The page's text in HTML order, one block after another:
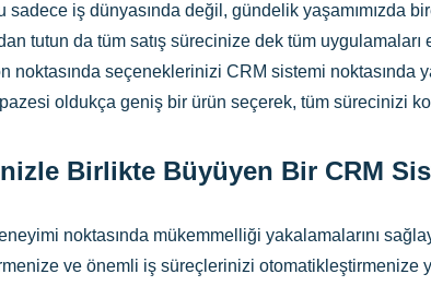
iş dünyasında değil, gündelik yaşamımızda
tutun da tüm satış sürecinize dek tüm
seçeneklerinizi CRM sistemi noktasında
oldukça geniş bir ürün seçerek, tüm sürecinizi
Birlikte Büyüyen Bir CRM
noktasında mükemmelliği yakalamalarını
ve önemli iş süreçlerinizi otomatikleştirmenize